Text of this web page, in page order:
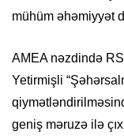
mühüm əhəmiyyət
AMEA nəzdində
Yetirmişli
geniş məruzə ilə